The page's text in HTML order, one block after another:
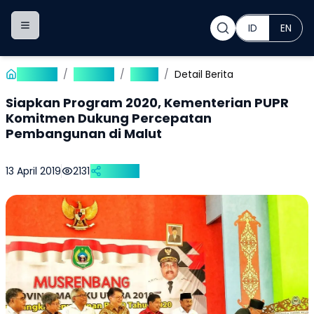
Toggle navigation menu ID EN
/ / / Detail Berita
Siapkan Program 2020, Kementerian PUPR
Komitmen Dukung Percepatan
Pembangunan di Malut
13 April 2019 2131